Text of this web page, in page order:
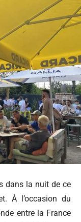
dans la nuit de ce
À l’occasion du
entre la France